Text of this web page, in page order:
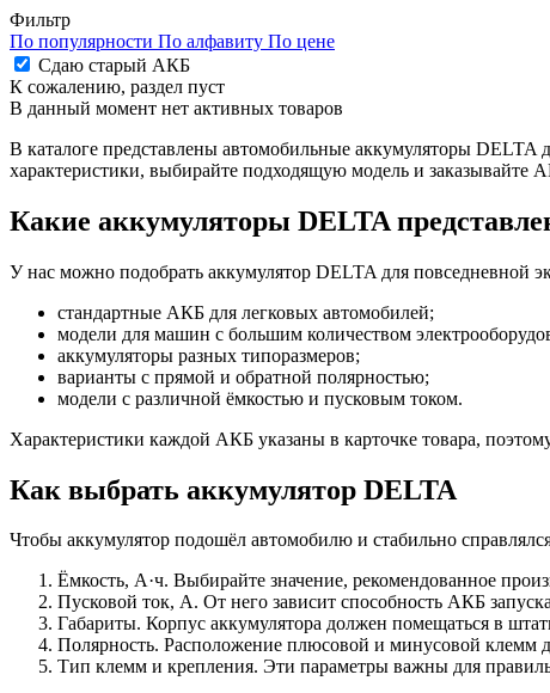
Фильтр
По популярности По алфавиту По цене
Сдаю старый АКБ
К сожалению, раздел пуст
В данный момент нет активных товаров
В каталоге представлены автомобильные аккумуляторы
характеристики, выбирайте подходящую модель и заказывайте
Какие аккумуляторы DELTA
У нас можно подобрать аккумулятор DELTA для повседневной
стандартные АКБ для легковых автомобилей;
модели для машин с большим количеством
аккумуляторы разных типоразмеров;
варианты с прямой и обратной полярностью;
модели с различной ёмкостью и пусковым током.
Характеристики каждой АКБ указаны в карточке товара,
Как выбрать аккумулятор DELTA
Чтобы аккумулятор подошёл автомобилю и стабильно
Ёмкость, А·ч. Выбирайте значение, рекомендованное
Пусковой ток, А. От него зависит способность АКБ
Габариты. Корпус аккумулятора должен помещаться в
Полярность. Расположение плюсовой и минусовой клемм
Тип клемм и крепления. Эти параметры важны для